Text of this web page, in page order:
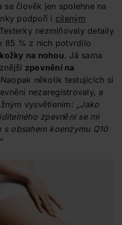
člověk jen spolehne na
podpoří i cíleným
nezmiňovaly detaily
85 % z nich potvrdilo
na nohou. Já sama
zpevnění na
několik testujících si
nezaregistrovaly, a
vysvětlením: „Jako
zpevnění se mi
obsahem koenzymu Q10